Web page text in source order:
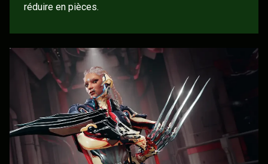
réduire en pièces.